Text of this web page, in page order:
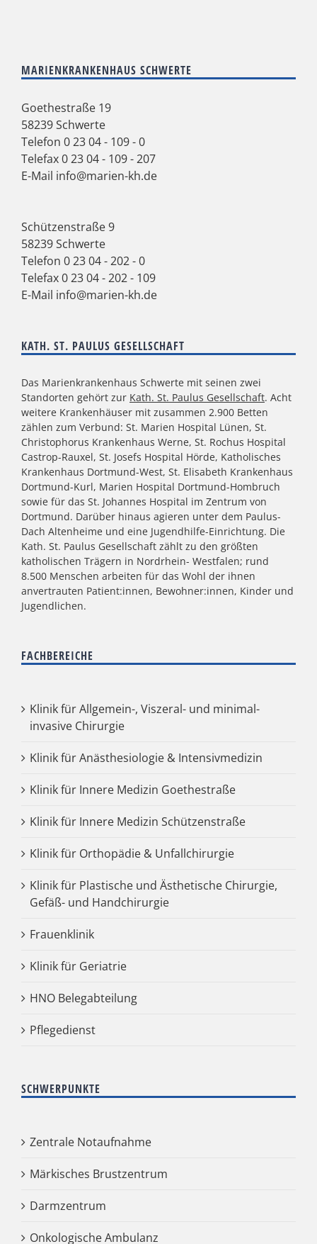
MARIENKRANKENHAUS SCHWERTE
Goethestraße 19
58239 Schwerte
Telefon 0 23 04 - 109 - 0
Telefax 0 23 04 - 109 - 207
E-Mail info@marien-kh.de
Schützenstraße 9
58239 Schwerte
Telefon 0 23 04 - 202 - 0
Telefax 0 23 04 - 202 - 109
E-Mail info@marien-kh.de
KATH. ST. PAULUS GESELLSCHAFT
Das Marienkrankenhaus Schwerte mit seinen zwei
Standorten gehört zur Kath. St. Paulus Gesellschaft. Acht
weitere Krankenhäuser mit zusammen 2.900 Betten
zählen zum Verbund: St. Marien Hospital Lünen, St.
Christophorus Krankenhaus Werne, St. Rochus Hospital
Castrop-Rauxel, St. Josefs Hospital Hörde, Katholisches
Krankenhaus Dortmund-West, St. Elisabeth Krankenhaus
Dortmund-Kurl, Marien Hospital Dortmund-Hombruch
sowie für das St. Johannes Hospital im Zentrum von
Dortmund. Darüber hinaus agieren unter dem Paulus-
Dach Altenheime und eine Jugendhilfe-Einrichtung. Die
Kath. St. Paulus Gesellschaft zählt zu den größten
katholischen Trägern in Nordrhein- Westfalen; rund
8.500 Menschen arbeiten für das Wohl der ihnen
anvertrauten Patient:innen, Bewohner:innen, Kinder und
Jugendlichen.
FACHBEREICHE
Klinik für Allgemein-, Viszeral- und minimal-
invasive Chirurgie
Klinik für Anästhesiologie & Intensivmedizin
Klinik für Innere Medizin Goethestraße
Klinik für Innere Medizin Schützenstraße
Klinik für Orthopädie & Unfallchirurgie
Klinik für Plastische und Ästhetische Chirurgie,
Gefäß- und Handchirurgie
Frauenklinik
Klinik für Geriatrie
HNO Belegabteilung
Pflegedienst
SCHWERPUNKTE
Zentrale Notaufnahme
Märkisches Brustzentrum
Darmzentrum
Onkologische Ambulanz